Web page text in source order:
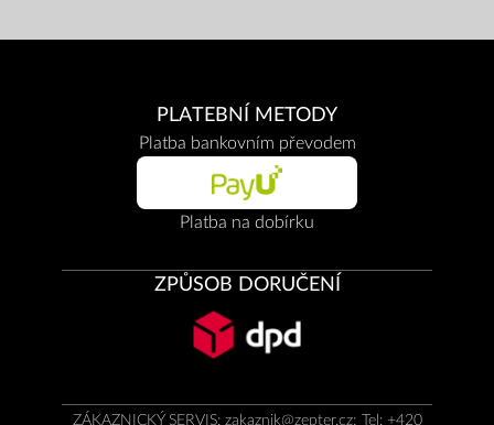
PLATEBNÍ METODY
Platba bankovním převodem
Platba na dobírku
ZPŮSOB DORUČENÍ
ZÁKAZNICKÝ SERVIS: zakaznik@zepter.cz; Tel: +420